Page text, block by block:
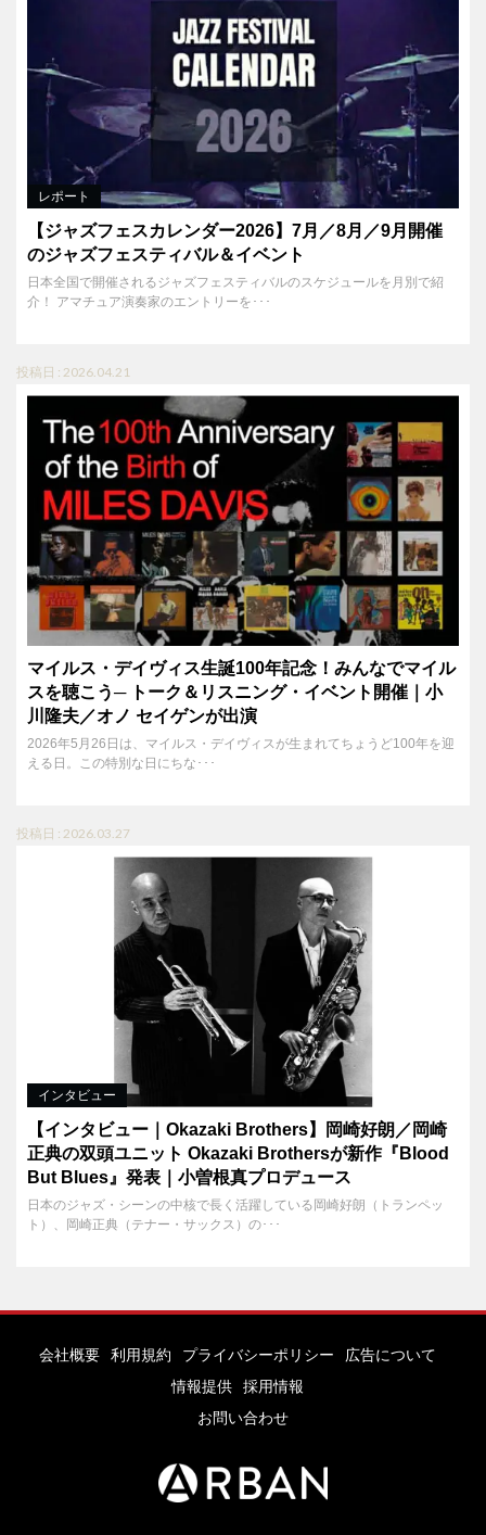
レポート
【ジャズフェスカレンダー2026】7月／8月／9月開催
のジャズフェスティバル＆イベント
日本全国で開催されるジャズフェスティバルのスケジュールを月別で紹
介！ アマチュア演奏家のエントリーを･･･
投稿日 : 2026.04.21
マイルス・デイヴィス生誕100年記念！みんなでマイル
スを聴こう─ トーク＆リスニング・イベント開催｜小
川隆夫／オノ セイゲンが出演
2026年5月26日は、マイルス・デイヴィスが生まれてちょうど100年を迎
える日。この特別な日にちな･･･
投稿日 : 2026.03.27
インタビュー
【インタビュー｜Okazaki Brothers】岡崎好朗／岡崎
正典の双頭ユニット Okazaki Brothersが新作『Blood
But Blues』発表｜小曽根真プロデュース
日本のジャズ・シーンの中核で長く活躍している岡崎好朗（トランペッ
ト）、岡崎正典（テナー・サックス）の･･･
会社概要 利用規約 プライバシーポリシー
広告について
情報提供
採用情報
お問い合わせ